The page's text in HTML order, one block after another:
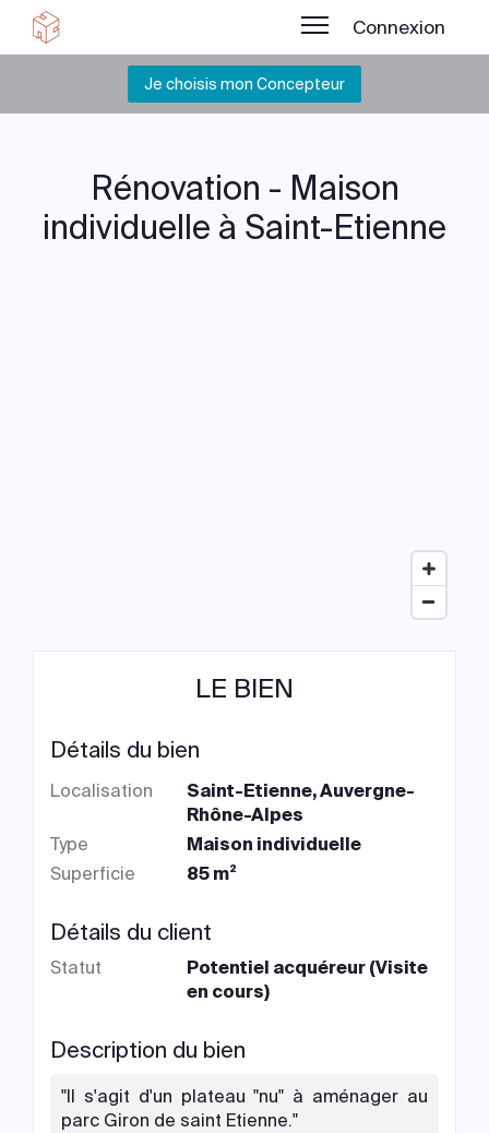
Connexion
Je choisis mon Concepteur
Rénovation - Maison
individuelle à Saint-Etienne
LE BIEN
Détails du bien
Localisation
Saint-Etienne, Auvergne-
Rhône-Alpes
Type
Maison individuelle
Superficie
85 m²
Détails du client
Statut
Potentiel acquéreur (Visite
en cours)
Description du bien
"Il s'agit d'un plateau "nu" à aménager au
parc Giron de saint Etienne."